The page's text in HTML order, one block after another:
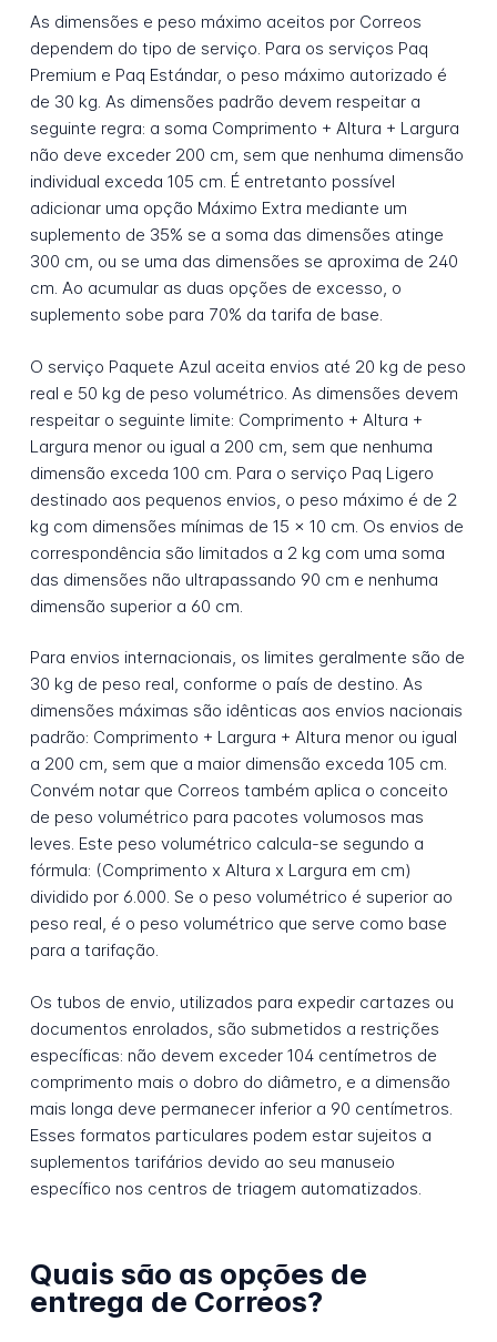
As dimensões e peso máximo aceitos por Correos
dependem do tipo de serviço. Para os serviços Paq
Premium e Paq Estándar, o peso máximo autorizado é
de 30 kg. As dimensões padrão devem respeitar a
seguinte regra: a soma Comprimento + Altura + Largura
não deve exceder 200 cm, sem que nenhuma dimensão
individual exceda 105 cm. É entretanto possível
adicionar uma opção Máximo Extra mediante um
suplemento de 35% se a soma das dimensões atinge
300 cm, ou se uma das dimensões se aproxima de 240
cm. Ao acumular as duas opções de excesso, o
suplemento sobe para 70% da tarifa de base.
O serviço Paquete Azul aceita envios até 20 kg de peso
real e 50 kg de peso volumétrico. As dimensões devem
respeitar o seguinte limite: Comprimento + Altura +
Largura menor ou igual a 200 cm, sem que nenhuma
dimensão exceda 100 cm. Para o serviço Paq Ligero
destinado aos pequenos envios, o peso máximo é de 2
kg com dimensões mínimas de 15 x 10 cm. Os envios de
correspondência são limitados a 2 kg com uma soma
das dimensões não ultrapassando 90 cm e nenhuma
dimensão superior a 60 cm.
Para envios internacionais, os limites geralmente são de
30 kg de peso real, conforme o país de destino. As
dimensões máximas são idênticas aos envios nacionais
padrão: Comprimento + Largura + Altura menor ou igual
a 200 cm, sem que a maior dimensão exceda 105 cm.
Convém notar que Correos também aplica o conceito
de peso volumétrico para pacotes volumosos mas
leves. Este peso volumétrico calcula-se segundo a
fórmula: (Comprimento x Altura x Largura em cm)
dividido por 6.000. Se o peso volumétrico é superior ao
peso real, é o peso volumétrico que serve como base
para a tarifação.
Os tubos de envio, utilizados para expedir cartazes ou
documentos enrolados, são submetidos a restrições
específicas: não devem exceder 104 centímetros de
comprimento mais o dobro do diâmetro, e a dimensão
mais longa deve permanecer inferior a 90 centímetros.
Esses formatos particulares podem estar sujeitos a
suplementos tarifários devido ao seu manuseio
específico nos centros de triagem automatizados.
Quais são as opções de
entrega de Correos?